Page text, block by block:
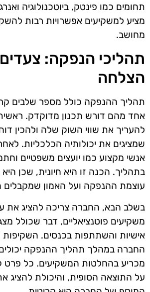
תחומים כמו פינטק, ביוטכנולוגיה
מציע למשקיעים אפשרויות רבות
מחושב.
תהליכי הנפקה:
הצלחה
תהליך ההנפקה כולל מספר שלבים
אחד מהם דורש תכנון מדוקדק.
להעריך את שווי השוק שלה ולהכין
שמציגים את יכולותיה הכלכליות.
אנשי מקצוע כמו יועצים משפטיים
בתהליך. הכנה זו היא חיונית, שכן
עוצמת ההנפקה ועל האמון שמקבלים
בשלב הבא, החברה צריכה להציג את
משקיעים פוטנציאליים, דבר שכולל
אישיות והשתתפות בכנסים. השקיפות
החברה במהלך תהליך ההנפקה
מכריע בהחלטות המשקיעים. כל פרט
על התוצאה הסופית, והיכולת להציג